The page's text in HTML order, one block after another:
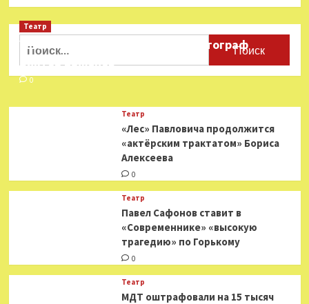
«Странствующие
Пэжо»
оживят
в
Найти:
Театр
Ушёл из жизни театральный фотограф
Виктор Баженов
0
Театр
«Лес» Павловича продолжится
«актёрским трактатом» Бориса
Алексеева
0
Театр
Павел Сафонов ставит в
«Современнике» «высокую
трагедию» по Горькому
0
Театр
МДТ оштрафовали на 15 тысяч